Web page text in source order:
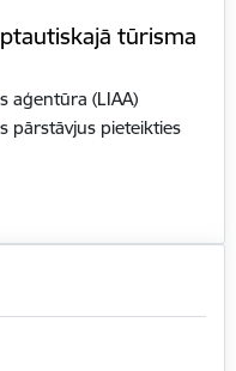
tūrisma
aģentūra (LIAA)
pārstāvjus pieteikties